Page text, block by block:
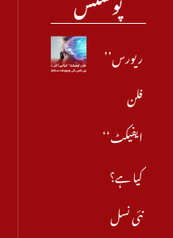
’’ریورس
فلن
ایفیکٹ‘‘
کیا ہے؟
نئی نسل